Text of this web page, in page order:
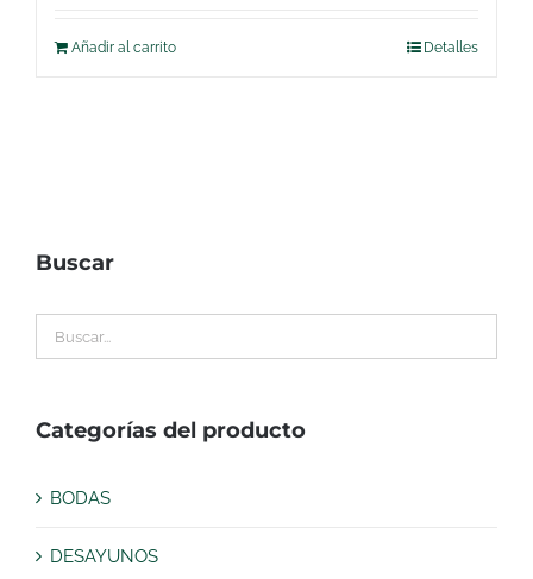
Añadir al carrito Detalles
Buscar
Categorías del producto
BODAS
DESAYUNOS